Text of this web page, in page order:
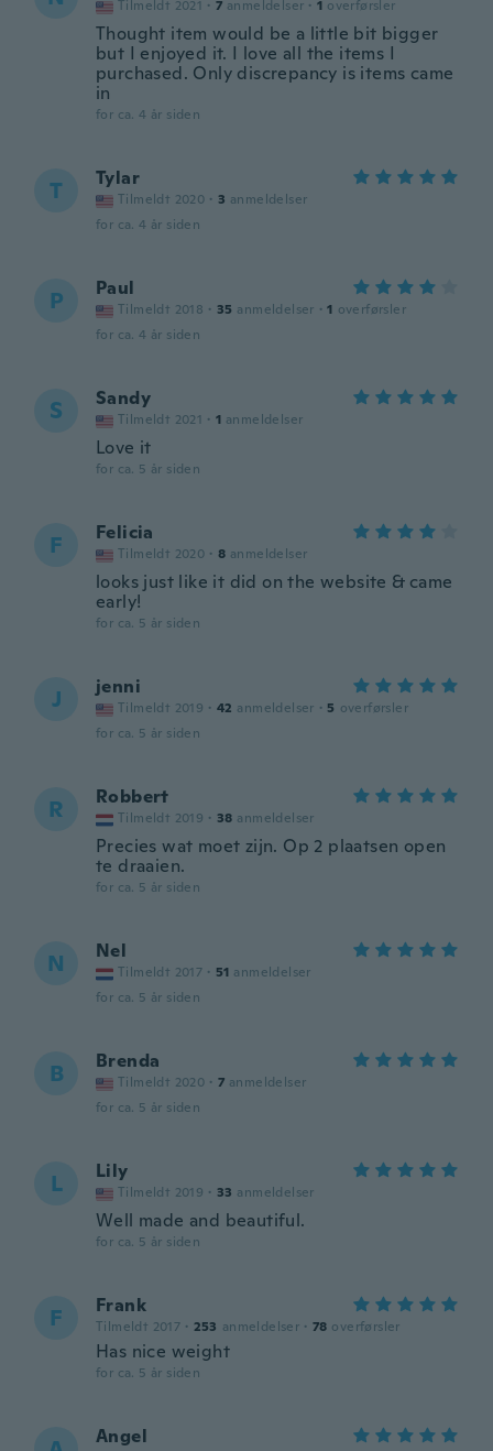
Tilmeldt 2021 · 7 anmeldelser · 1 overførsler
Thought item would be a little bit bigger
but I enjoyed it. I love all the items I
purchased. Only discrepancy is items came
in
for ca. 4 år siden
T Tylar
Tilmeldt 2020 · 3 anmeldelser
for ca. 4 år siden
P Paul
Tilmeldt 2018 · 35 anmeldelser · 1 overførsler
for ca. 4 år siden
S Sandy
Tilmeldt 2021 · 1 anmeldelser
Love it
for ca. 5 år siden
F Felicia
Tilmeldt 2020 · 8 anmeldelser
looks just like it did on the website & came
early!
for ca. 5 år siden
J jenni
Tilmeldt 2019 · 42 anmeldelser · 5 overførsler
for ca. 5 år siden
R Robbert
Tilmeldt 2019 · 38 anmeldelser
Precies wat moet zijn. Op 2 plaatsen open
te draaien.
for ca. 5 år siden
N Nel
Tilmeldt 2017 · 51 anmeldelser
for ca. 5 år siden
B Brenda
Tilmeldt 2020 · 7 anmeldelser
for ca. 5 år siden
L Lily
Tilmeldt 2019 · 33 anmeldelser
Well made and beautiful.
for ca. 5 år siden
F Frank
Tilmeldt 2017 · 253 anmeldelser · 78 overførsler
Has nice weight
for ca. 5 år siden
Angel